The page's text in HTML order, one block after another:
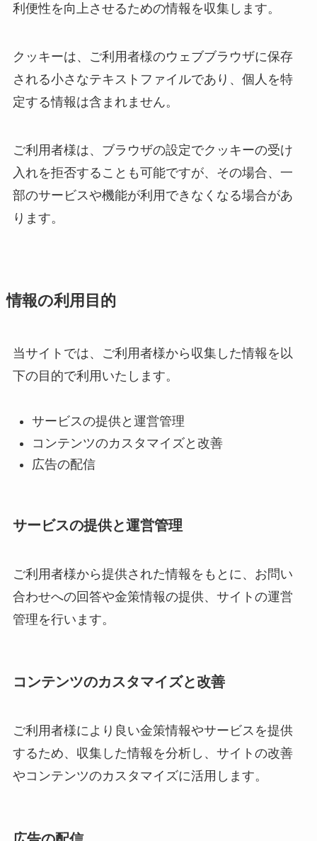
利便性を向上させるための情報を収集します。
クッキーは、ご利用者様のウェブブラウザに保存
される小さなテキストファイルであり、個人を特
定する情報は含まれません。
ご利用者様は、ブラウザの設定でクッキーの受け
入れを拒否することも可能ですが、その場合、一
部のサービスや機能が利用できなくなる場合があ
ります。
情報の利用目的
当サイトでは、ご利用者様から収集した情報を以
下の目的で利用いたします。
サービスの提供と運営管理
コンテンツのカスタマイズと改善
広告の配信
サービスの提供と運営管理
ご利用者様から提供された情報をもとに、お問い
合わせへの回答や金策情報の提供、サイトの運営
管理を行います。
コンテンツのカスタマイズと改善
ご利用者様により良い金策情報やサービスを提供
するため、収集した情報を分析し、サイトの改善
やコンテンツのカスタマイズに活用します。